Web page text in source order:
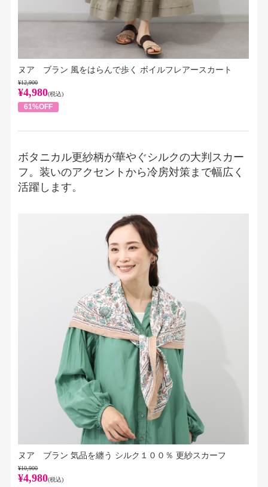
ヌア ブラン 風をはらんで歩く ボイルフレアースカート
¥12,900
¥4,980(税込)
61%OFF
ボタニカル更紗柄が華やぐシルクの大判スカー
フ。装いのアクセントから冷房対策まで幅広く
活躍します。
ヌア ブラン 気品を纏う シルク１００％ 更紗スカーフ
¥10,900
¥4,980(税込)